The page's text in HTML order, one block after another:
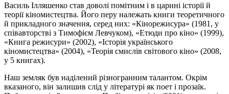
Василь Ілляшенко став доволі помітним і в царині історії й
теорії кіномистецтва. Його перу належать книги теоретичного
й прикладного значення, серед них: «Кінорежисура» (1981, у
співавторстві з Тимофієм Левчуком), «Етюди про кіно» (1999),
«Книга режисури» (2002), «Історія українського
кіномистецтва» (2004), «Теорія смислів світового кіно» (2008,
у 5 книгах).
Наш земляк був наділений різногранним талантом. Окрім
вказаного, він залишив слід у літературі як поет і прозаїк.